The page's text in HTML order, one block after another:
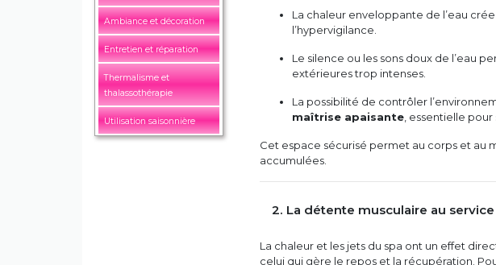
Ambiance et décoration
Entretien et réparation
Thermalisme et
thalassothérapie
Utilisation saisonnière
La chaleur enveloppante de l’eau crée
l’hypervigilance.
Le silence ou les sons doux de l’eau
extérieures trop intenses.
La possibilité de contrôler
maîtrise apaisante , essentielle
Cet espace sécurisé permet au corps et au
accumulées.
2. La détente musculaire au
La chaleur et les jets du spa ont un effet
celui qui gère le repos et la récupération.